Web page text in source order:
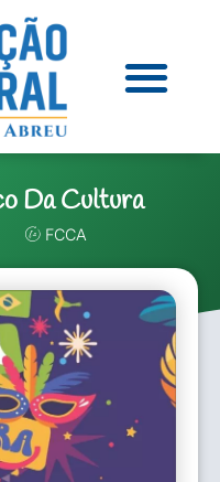
Da Cultura
FCCA